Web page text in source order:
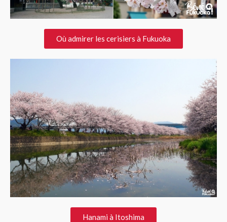
Où admirer les cerisiers à Fukuoka
Hanami à Itoshima